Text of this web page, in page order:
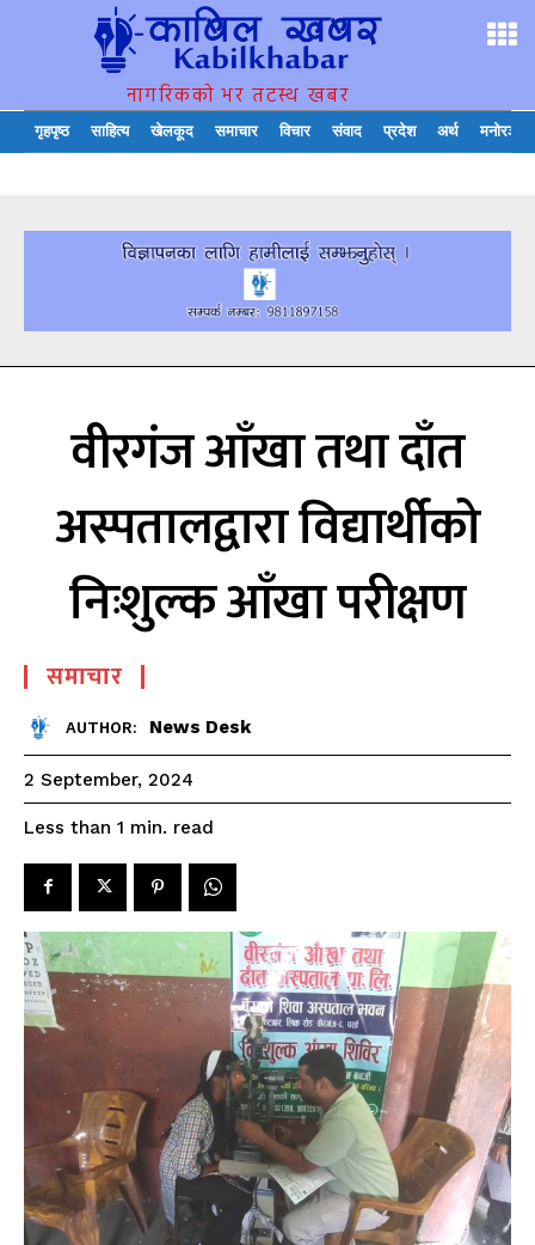
नागरिकको भर तटस्थ खबर
गृहपृष्ठ साहित्य खेलकूद समाचार विचार संवाद प्रदेश अर्थ मनोरञ्जन
वीरगंज आँखा तथा दाँत
अस्पतालद्वारा विद्यार्थीको
निःशुल्क आँखा परीक्षण
समाचार
AUTHOR: News Desk
2 September, 2024
Less than 1 min. read